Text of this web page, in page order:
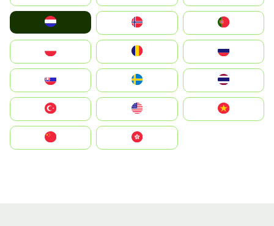
United States
中國香港特別行政區